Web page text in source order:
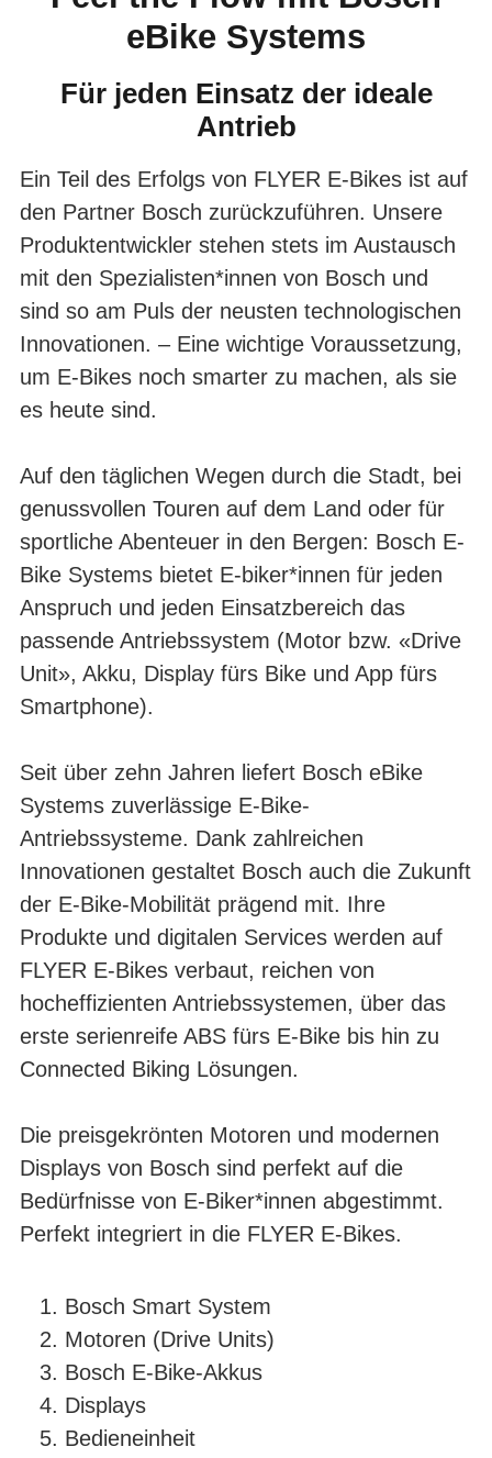
BOSCH
eBike Systems
Für jeden Einsatz der ideale
Antrieb
Ein Teil des Erfolgs von FLYER E-Bikes ist auf
den Partner Bosch zurückzuführen. Unsere
Produktentwickler stehen stets im Austausch
mit den Spezialisten*innen von Bosch und
sind so am Puls der neusten technologischen
Innovationen. – Eine wichtige Voraussetzung,
um E-Bikes noch smarter zu machen, als sie
es heute sind.
Auf den täglichen Wegen durch die Stadt, bei
genussvollen Touren auf dem Land oder für
sportliche Abenteuer in den Bergen: Bosch E-
Bike Systems bietet E-biker*innen für jeden
Anspruch und jeden Einsatzbereich das
passende Antriebssystem (Motor bzw. «Drive
Unit», Akku, Display fürs Bike und App fürs
Smartphone).
Seit über zehn Jahren liefert Bosch eBike
Systems zuverlässige E-Bike-
Antriebssysteme. Dank zahlreichen
Innovationen gestaltet Bosch auch die Zukunft
der E-Bike-Mobilität prägend mit. Ihre
Produkte und digitalen Services werden auf
FLYER E-Bikes verbaut, reichen von
hocheffizienten Antriebssystemen, über das
erste serienreife ABS fürs E-Bike bis hin zu
Connected Biking Lösungen.
Die preisgekrönten Motoren und modernen
Displays von Bosch sind perfekt auf die
Bedürfnisse von E-Biker*innen abgestimmt.
Perfekt integriert in die FLYER E-Bikes.
1. Bosch Smart System
2. Motoren (Drive Units)
3. Bosch E-Bike-Akkus
4. Displays
5. Bedieneinheit